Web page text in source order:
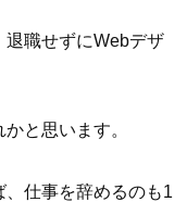
退職せずにWebデザ
と思います。
仕事を辞めるのも1